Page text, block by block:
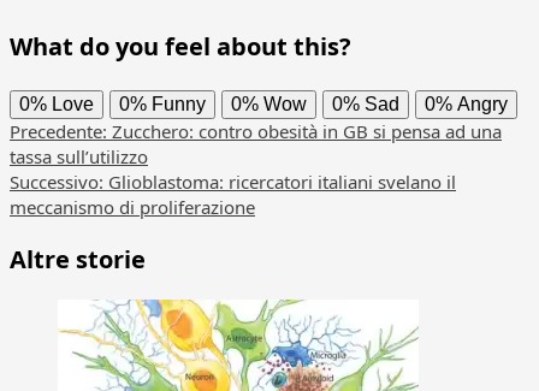
What do you feel about this?
0% Love 0% Funny 0% Wow 0% Sad 0% Angry
Navigazione
articolo
Precedente: Zucchero: contro obesità in GB si pensa ad una
tassa sull’utilizzo
Successivo: Glioblastoma: ricercatori italiani svelano il
meccanismo di proliferazione
Altre storie